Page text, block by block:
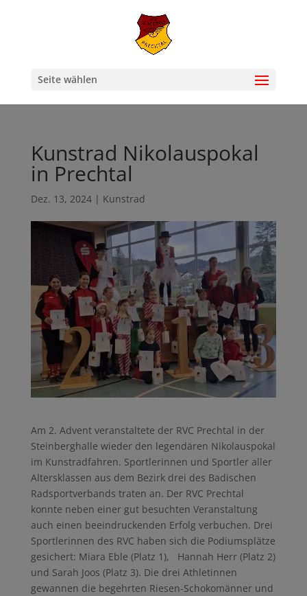
Seite wählen
Kunstrad Nikolauspokal
in Prechtal
Dez. 13, 2024| Kunstrad
Am 2. Advent veranstaltete der RVC Prechtal in der
Steinberghalle wieder den legendären Nikolauspokal
im Kunstradfahren. Sportlerinnen und Sportler aller
Altersklassen aus dem Bezirk drei des Badischen
Radsportverbands traten an. Der RVC Prechtal
konnte neben einer gut besuchten Veranstaltung
auch einen beeindruckenden Erfolg verbuchen. Drei
Sportlerinnen des RVC haben sich die Podiumsplätze
gesichert: Miara Eble (Platz 1), Hannah Herr (Platz 2)
und Sarah Joos (Platz 3). Die drei Athletinnen
gewannen die begehrten Riesen-Schokomänner und